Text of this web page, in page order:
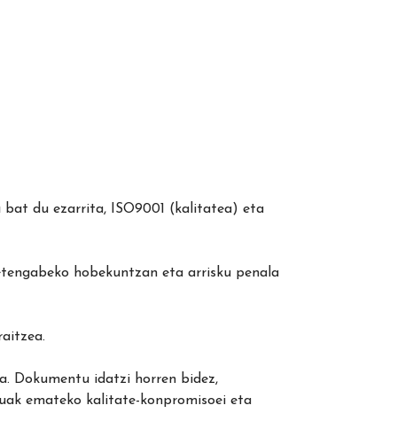
bat du ezarrita, ISO9001 (kalitatea) eta
hobekuntzan eta arrisku penala
Dokumentu idatzi horren bidez,
emateko kalitate-konpromisoei eta